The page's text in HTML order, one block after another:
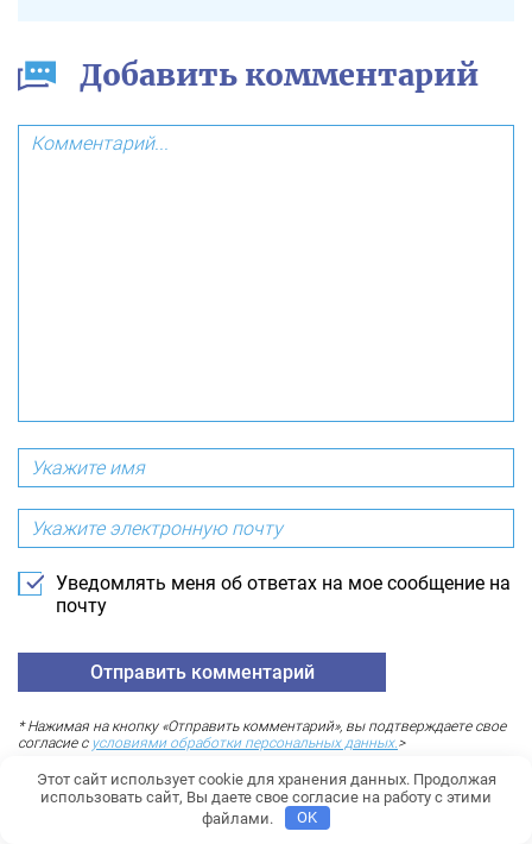
Добавить комментарий
Уведомлять меня об ответах на мое сообщение на
почту
* Нажимая на кнопку «Отправить комментарий», вы подтверждаете свое
согласие с условиями обработки персональных данных.>
Любовь 21.11.2019 г.
Этот сайт использует cookie для хранения данных. Продолжая
использовать сайт, Вы даете свое согласие на работу с этими
файлами.
OK